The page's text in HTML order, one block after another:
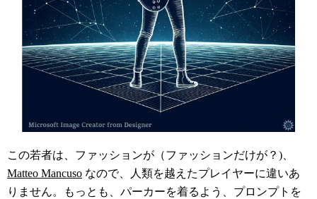
この若者は、ファッションが（ファッションだけが？)、
Matteo Mancuso なので、人類を越えたプレイヤーに違いあ
りません。もっとも、パーカーを着るよう、プロンプトを